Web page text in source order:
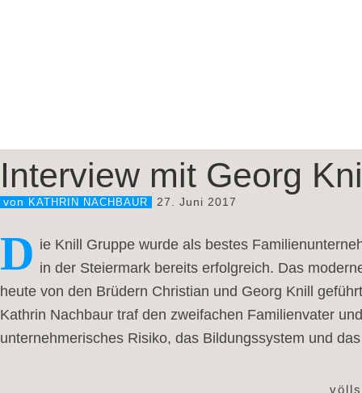
Interview mit Georg
von KATHRIN NACHBAUR 27. Juni 2017
D ie Knill Gruppe wurde als bestes
in der Steiermark bereits erfolgreich. Das
heute von den Brüdern Christian und Georg Knill
Kathrin Nachbaur traf den zweifachen Familienvater
unternehmerisches Risiko, das Bildungssystem und